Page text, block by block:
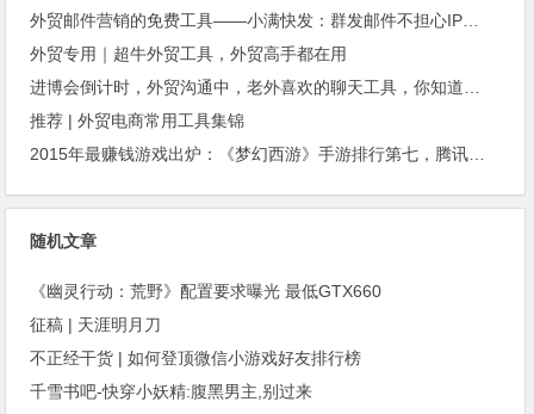
外贸邮件营销的免费工具——小满快发：群发邮件不担心IP被封
外贸专用｜超牛外贸工具，外贸高手都在用
进博会倒计时，外贸沟通中，老外喜欢的聊天工具，你知道几种？
推荐 | 外贸电商常用工具集锦
2015年最赚钱游戏出炉：《梦幻西游》手游排行第七，腾讯总收入进前三
随机文章
《幽灵行动：荒野》配置要求曝光 最低GTX660
征稿 | 天涯明月刀
不正经干货 | 如何登顶微信小游戏好友排行榜
千雪书吧-快穿小妖精:腹黑男主,别过来